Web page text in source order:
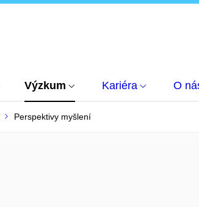
Výzkum Kariéra O
Perspektivy myšlení